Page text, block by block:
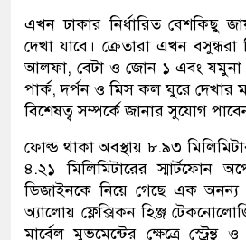
এখন ঢাকার নির্ধারিত বেশকিছু
দেখা যাবে। ক্রেতারা এখন বসুন্ধরা
আলফা, বেটা ও জোন ১ এবং যমুনা
পার্ক, দর্পন ও মিস কল ঘুরে দেখার
বিশেষত্ব সম্পর্কে জানার সুযোগ
ফোল্ড থাকা অবস্থায় ৮.৯৩
৪.২১ মিলিমিটারের স্মার্টফোন
ডিজাইনকে নিয়ে গেছে এক অনন্য
অ্যালোয় ফ্লেক্সিকন হিঞ্জ
মার্বেল মুভমেন্টের ক্ষেত্রে